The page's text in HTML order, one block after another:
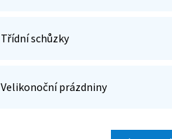
Třídní schůzky
Velikonoční prázdniny